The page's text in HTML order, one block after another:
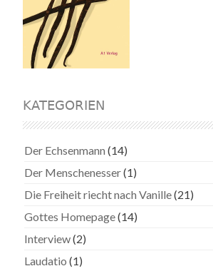
KATEGORIEN
Der Echsenmann (14)
Der Menschenesser(1)
Die Freiheit riecht nach Vanille(21)
Gottes Homepage(14)
Interview(2)
Laudatio (1)